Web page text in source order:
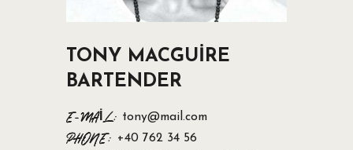
TONY MACGUIRE
BARTENDER
E-MAIL: tony@mail.com
PHONE: +40 762 34 56